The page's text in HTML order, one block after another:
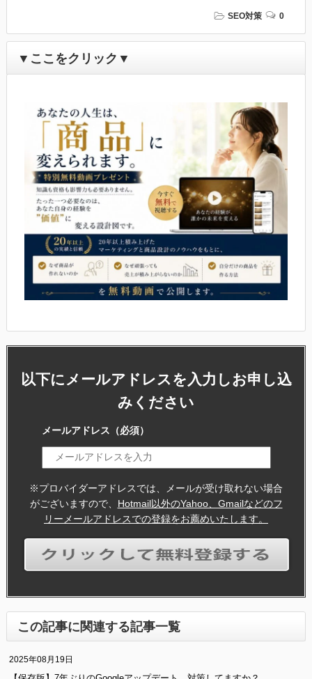
SEO対策 0
▼ここをクリック▼
以下にメールアドレスを入力しお申し込
みください
メールアドレス （必須）
※プロバイダーアドレスでは、メールが受け取れない場合
がございますので、 Hotmail以外のYahoo、Gmailなどのフ
リーメールアドレスでの登録をお薦めいたします。
この記事に関連する記事一覧
2025年08月19日